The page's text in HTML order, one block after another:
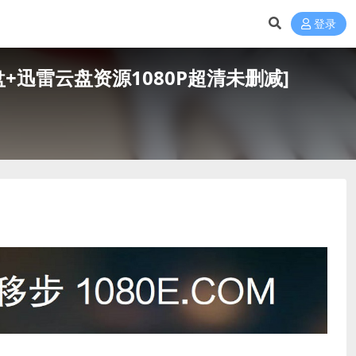
登录
雷云盘资源1080P超清未删减]